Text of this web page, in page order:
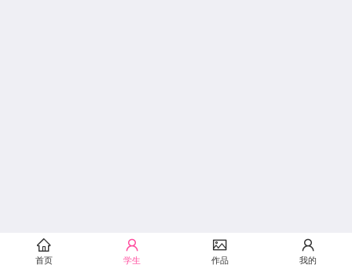
首页 学生 作品 我的